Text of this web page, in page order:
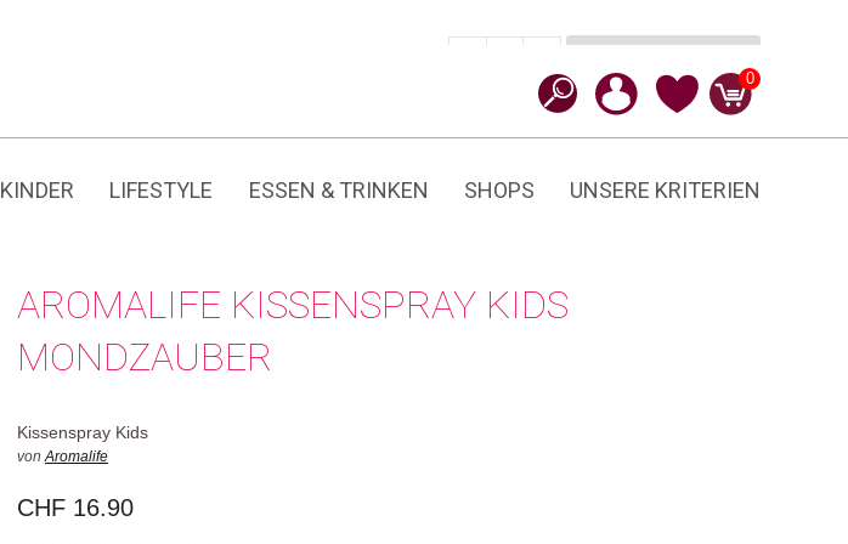
0
KINDER LIFESTYLE ESSEN & TRINKEN SHOPS UNSERE KRITERIEN
AROMALIFE KISSENSPRAY KIDS
MONDZAUBER
Kissenspray Kids
vonAromalife
CHF 16.90